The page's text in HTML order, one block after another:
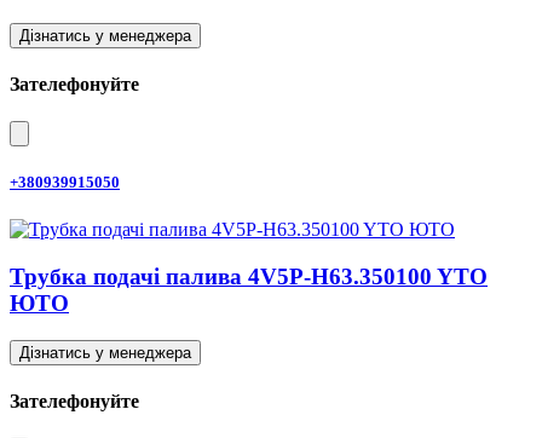
Дізнатись у менеджера
Зателефонуйте
+380939915050
Трубка подачі палива 4V5P-H63.350100 YTO
ЮТО
Дізнатись у менеджера
Зателефонуйте